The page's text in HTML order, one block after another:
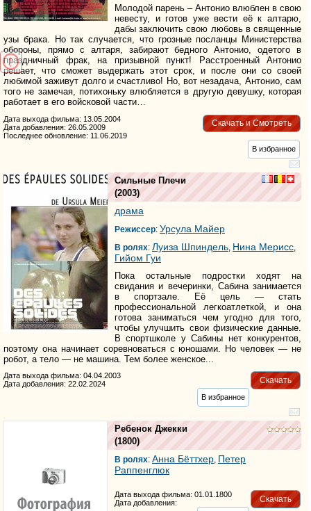
Молодой парень – Антонио влюблен в свою
невесту, и готов уже вести её к алтарю,
дабы заключить свою любовь в священные
узы брака. Но так случается, что грозные посланцы Министерства
обороны, прямо с алтаря, забирают бедного Антонио, одетого в
праздничный фрак, на призывной пункт! Расстроенный Антонио
решает, что сможет выдержать этот срок, и после они со своей
любимой заживут долго и счастливо! Но, вот незадача, Антонио, сам
того не замечая, потихоньку влюбляется в другую девушку, которая
работает в его войсковой части…
Скачать и Смотреть
Дата выхода фильма: 13.05.2004
Дата добавления: 26.05.2009
Последнее обновление: 11.06.2019
В избранное
Сильные Плечи
(2003)
драма
Режиссер: Урсула Майер
В ролях: Луиза Шпиндель Нина Мерисс
Гийом Гуи
Пока остальные подростки ходят на
свидания и вечеринки, Сабина занимается
в спортзале. Её цель — стать
профессиональной легкоатлеткой, и она
готова заниматься чем угодно для того,
чтобы улучшить свои физические данные.
В спортшколе у Сабины нет конкурентов,
поэтому она начинает соревноваться с юношами. Но человек — не
робот, а тело — не машина. Тем более женское...
Скачать
Дата выхода фильма: 04.04.2003
Дата добавления: 22.02.2024
В избранное
Ребенок Джекки
(1800)
В ролях: Анна Бёттхер, Петер
Раппенглюк
Скачать
Дата выхода фильма: 01.01.1800
Дата добавления: